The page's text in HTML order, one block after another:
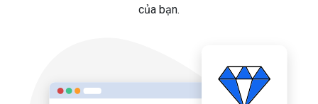
của bạn.